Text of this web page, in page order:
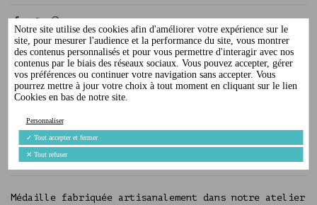
rectangle médaille à graver
médaille à poinçonner
poinçon
Détails du produit
Avis (0)
Médaille fabriquée artisanalement dans notre atelier
Notre site utilise des cookies afin d'améliorer votre expérience sur le
site, pour mesurer l'audience et la performance du site, vous montrer
des contenus personnalisés et pour vous permettre d'interagir avec nos
contenus par le biais des réseaux sociaux. Vous pouvez accepter, gérer
vos préférences ou continuer votre navigation sans accepter. Vous
pourrez mettre à jour votre choix à tout moment en cliquant sur le lien
Cookies en bas de notre site.
Personnaliser
✓ Tout accepter et fermer
✕ Tout refuser